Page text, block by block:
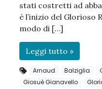
stati costretti ad
è l’inizio del Glorioso
modo di […]
Leggi tutto »
Arnaud Balziglia
Giosuè Gianavello